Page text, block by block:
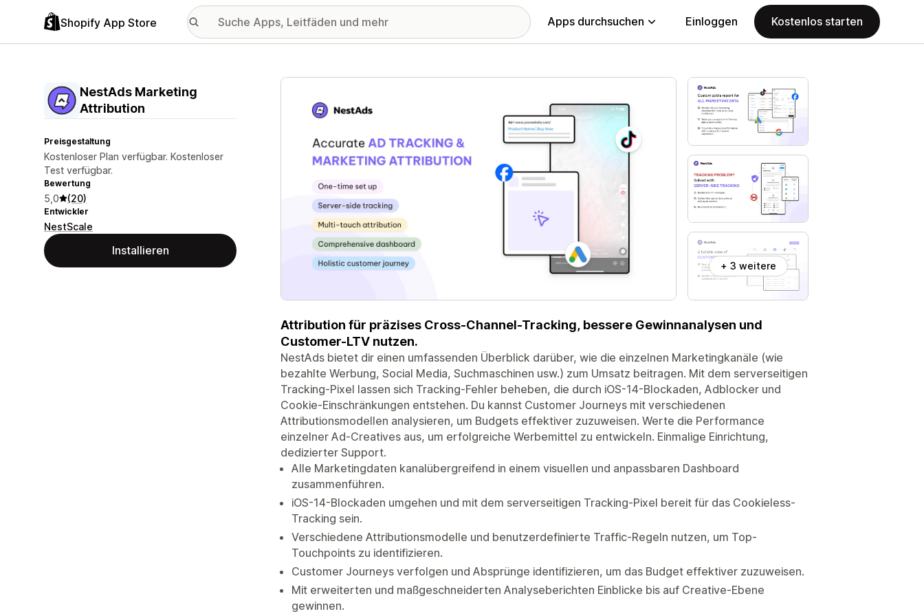
Shopify App Store Apps durchsuchen Einloggen Kostenlos starten
NestAds Marketing
Attribution
Preisgestaltung
Kostenloser Plan verfügbar. Kostenloser
Test verfügbar.
Bewertung
5,0 (20)
Entwickler
NestScale
Installieren
Vorgestellte Bildergalerie
+ 3 weitere
Attribution für präzises Cross-Channel-Tracking, bessere Gewinnanalysen und
Customer-LTV nutzen.
NestAds bietet dir einen umfassenden Überblick darüber, wie die einzelnen Marketingkanäle (wie
bezahlte Werbung, Social Media, Suchmaschinen usw.) zum Umsatz beitragen. Mit dem serverseitigen
Tracking-Pixel lassen sich Tracking-Fehler beheben, die durch iOS-14-Blockaden, Adblocker und
Cookie-Einschränkungen entstehen. Du kannst Customer Journeys mit verschiedenen
Attributionsmodellen analysieren, um Budgets effektiver zuzuweisen. Werte die Performance
einzelner Ad-Creatives aus, um erfolgreiche Werbemittel zu entwickeln. Einmalige Einrichtung,
dedizierter Support.
Alle Marketingdaten kanalübergreifend in einem visuellen und anpassbaren Dashboard
zusammenführen.
iOS-14-Blockaden umgehen und mit dem serverseitigen Tracking-Pixel bereit für das Cookieless-
Tracking sein.
Verschiedene Attributionsmodelle und benutzerdefinierte Traffic-Regeln nutzen, um Top-
Touchpoints zu identifizieren.
Customer Journeys verfolgen und Absprünge identifizieren, um das Budget effektiver zuzuweisen.
Mit erweiterten und maßgeschneiderten Analyseberichten Einblicke bis auf Creative-Ebene
gewinnen.